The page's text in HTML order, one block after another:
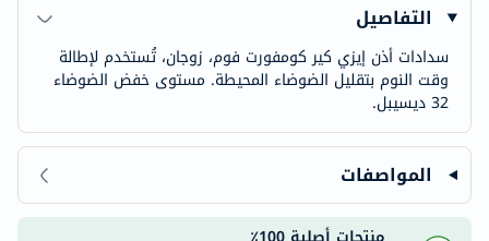
التفاصيل
سدادات أذن إيزي كير كومفورت فوم، زوجان، تُستخدم لإطالة
وقت النوم بتقليل الضوضاء المحيطة. مستوى خفض الضوضاء
32 ديسيبل.
المواصفات